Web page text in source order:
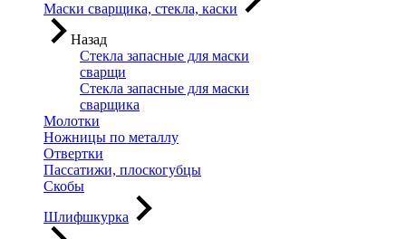
Маски сварщика, стекла, каски
Назад
Стекла запасные для маски
сварщи
Стекла запасные для маски
сварщика
Молотки
Ножницы по металлу
Отвертки
Пассатижи, плоскогубцы
Скобы
Шлифшкурка